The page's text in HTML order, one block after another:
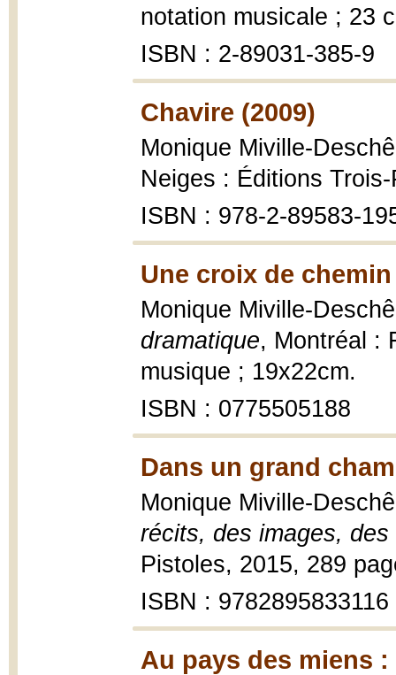
notation musicale ; 23
ISBN : 2-89031-385-9
Chavire (2009)
Monique Miville-
Neiges : Éditions
ISBN : 978-2-89583-
Une croix de
Monique Miville-
dramatique, Montréal :
musique ; 19x22cm.
ISBN : 0775505188
Dans un grand
Monique Miville-
récits, des images, des
Pistoles, 2015, 289
ISBN : 9782895833116
Au pays des miens